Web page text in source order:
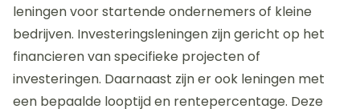
leningen voor startende ondernemers of kleine
bedrijven. Investeringsleningen zijn gericht op het
financieren van specifieke projecten of
investeringen. Daarnaast zijn er ook leningen met
een bepaalde looptijd en rentepercentage. Deze